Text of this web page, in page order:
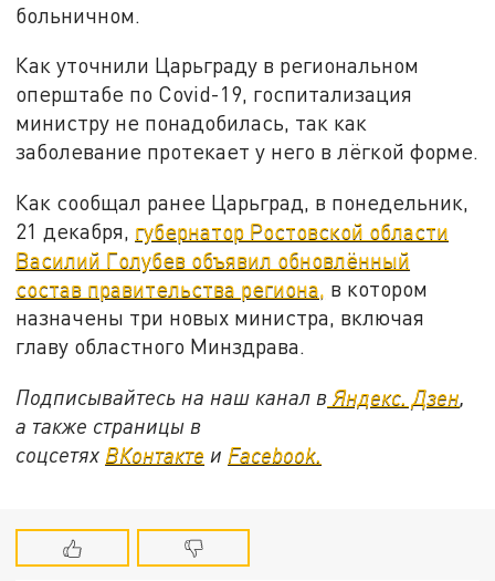
больничном.
Как уточнили Царьграду в региональном
оперштабе по Covid-19, госпитализация
министру не понадобилась, так как
заболевание протекает у него в лёгкой форме.
Как сообщал ранее Царьград, в понедельник,
21 декабря, губернатор Ростовской области
Василий Голубев объявил обновлённый
состав правительства региона, в котором
назначены три новых министра, включая
главу областного Минздрава.
Подписывайтесь на наш канал в Яндекс. Дзен,
а также страницы в
соцсетях ВКонтакте и Facebook.